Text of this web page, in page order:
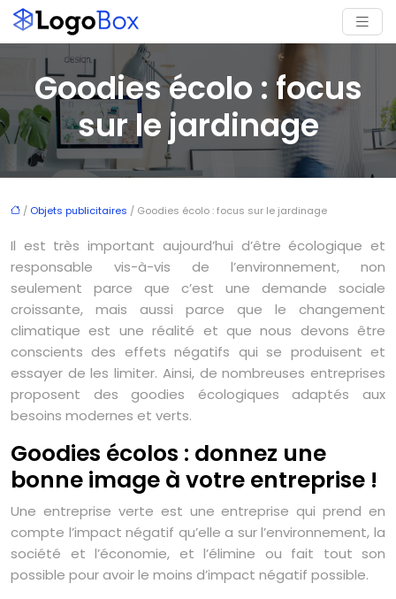
Goodies écolo : focus
sur le jardinage
/ Objets publicitaires / Goodies écolo : focus sur le jardinage
Il est très important aujourd’hui d’être écologique et
responsable vis-à-vis de l’environnement, non
seulement parce que c’est une demande sociale
croissante, mais aussi parce que le changement
climatique est une réalité et que nous devons être
conscients des effets négatifs qui se produisent et
essayer de les limiter. Ainsi, de nombreuses entreprises
proposent des goodies écologiques adaptés aux
besoins modernes et verts.
Goodies écolos : donnez une
bonne image à votre entreprise !
Une entreprise verte est une entreprise qui prend en
compte l’impact négatif qu’elle a sur l’environnement, la
société et l’économie, et l’élimine ou fait tout son
possible pour avoir le moins d’impact négatif possible.